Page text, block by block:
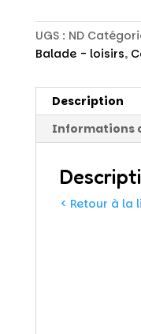
UGS : ND
Balade - loisirs,
Description
Informations
< Retour à la